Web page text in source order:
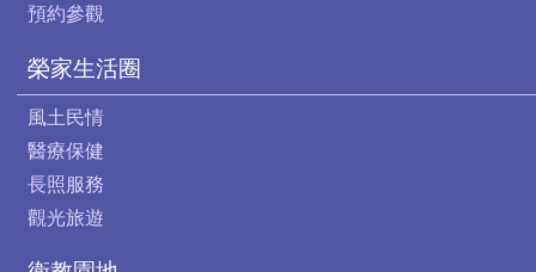
預約參觀
榮家生活圈
風土民情
醫療保健
長照服務
觀光旅遊